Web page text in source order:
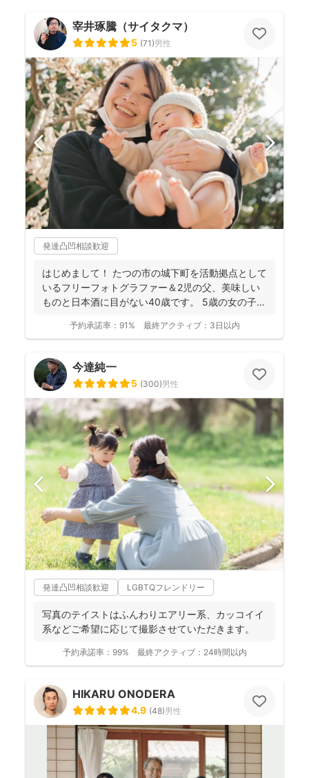
宰井琢騰（サイタクマ）
5 (71)男性
発達凸凹相談歓迎
はじめまして！ たつの市の城下町を活動拠点として
いるフリーフォトグラファー＆2児の父、美味しい
ものと日本酒に目がない40歳です。 5歳の女の子、
予約承諾率： 91% 最終アクティブ： 3日以内
今達純一
5 (300)男性
発達凸凹相談歓迎 LGBTQフレンドリー
写真のテイストはふんわりエアリー系、カッコイイ
系などご希望に応じて撮影させていただきます。
予約承諾率： 99% 最終アクティブ： 24時間以内
HIKARU ONODERA
4.9 (48)男性